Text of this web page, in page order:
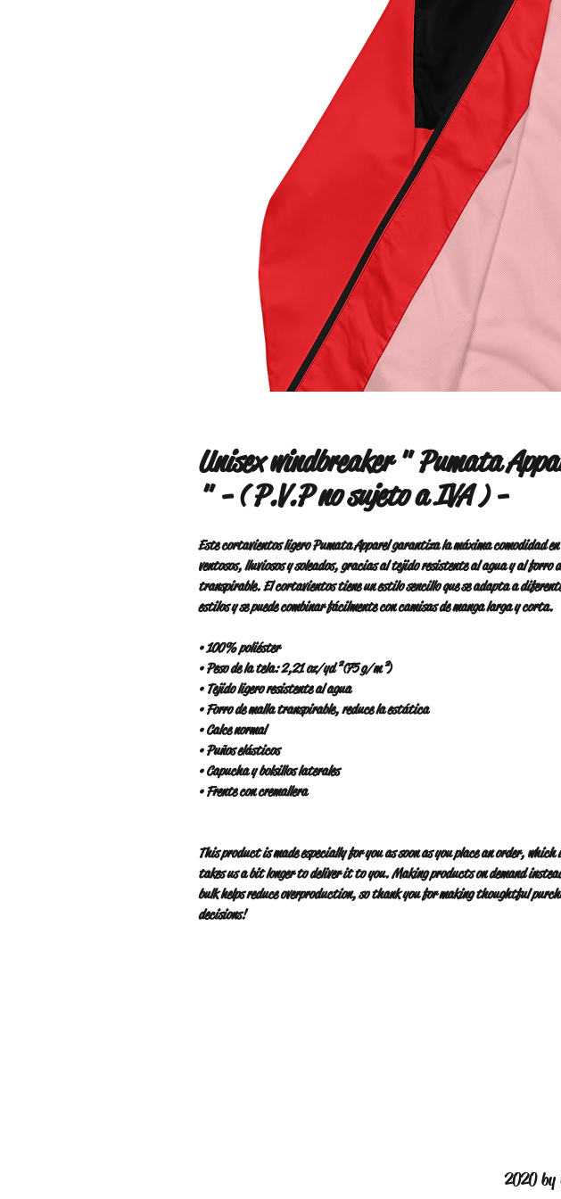
Unisex windbreaker " Pumata
" - ( P.V.P no sujeto a IVA ) -
Este cortavientos ligero Pumata Apparel garantiza la máxima comodidad
ventosos, lluviosos y soleados, gracias al tejido resistente al agua y al forro
transpirable. El cortavientos tiene un estilo sencillo que se adapta a
estilos y se puede combinar fácilmente con camisas de manga larga y corta.
• 100% poliéster
• Peso de la tela: 2,21 oz/yd² (75 g/m²)
• Tejido ligero resistente al agua
• Forro de malla transpirable, reduce la estática
• Calce normal
• Puños elásticos
• Capucha y bolsillos laterales
• Frente con cremallera
This product is made especially for you as soon as you place an order,
takes us a bit longer to deliver it to you. Making products on demand
bulk helps reduce overproduction, so thank you for making thoughtful
decisions!
2020 by